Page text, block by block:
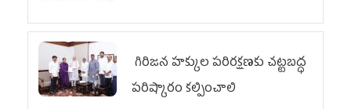
గిరిజన హక్కుల పరిరక్షణకు చట్టబద్ధ
పరిష్కారం కల్పించాలి